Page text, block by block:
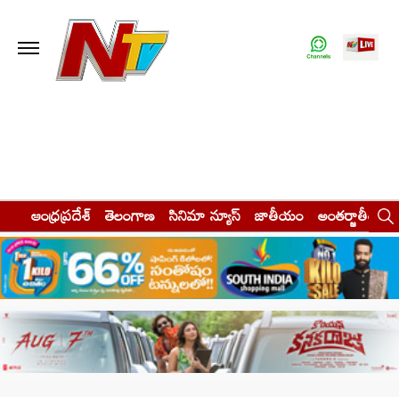
ఆంధ్రప్రదేశ్ తెలంగాణ సినిమా న్యూస్ జాతీయం అంతర్జాతీయం